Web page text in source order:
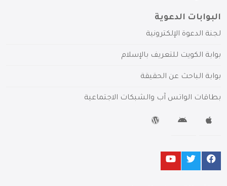
البوابات الدعوية
لجنة الدعوة الإلكترونية
بوابة الكويت للتعريف بالإسلام
بوابة الباحث عن الحقيقة
بطاقات الواتس آب والشبكات الاجتماعية